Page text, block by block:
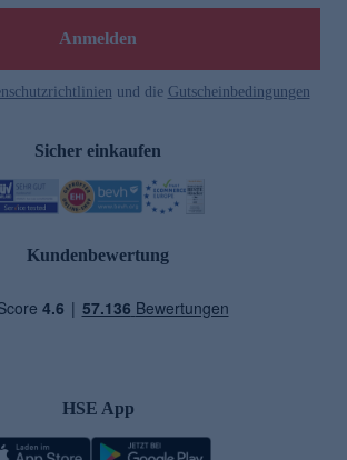
Anmelden
und die Gutscheinbedingungen
Sicher einkaufen
Kundenbewertung
HSE App